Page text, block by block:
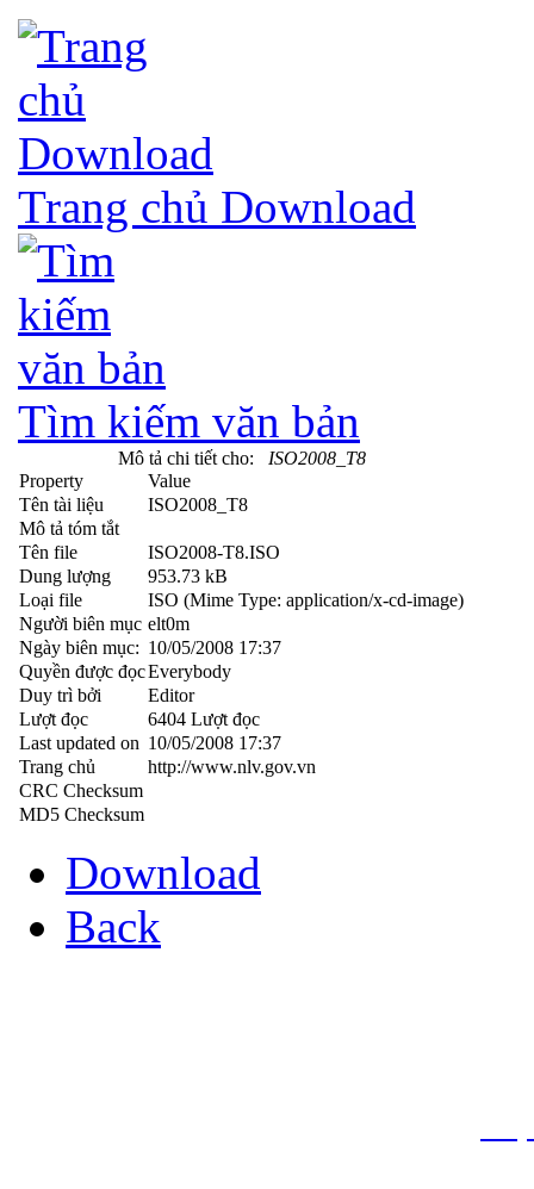
Trang chủ Download
Tìm kiếm văn bản
Mô tả chi tiết cho:
ISO2008_T8
Property
Value
Tên tài liệu
ISO2008_T8
Mô tả tóm tắt
Tên file
ISO2008-T8.ISO
Dung lượng
953.73 kB
Loại file
ISO (Mime Type: application/x-cd-image)
Người biên mục elt0m
Ngày biên mục: 10/05/2008 17:37
Quyền được đọcEverybody
Duy trì bởi
Editor
Lượt đọc
6404 Lượt đọc
Last updated on 10/05/2008 17:37
Trang chủ
http://www.nlv.gov.vn
CRC Checksum
MD5 Checksum
Download
Back